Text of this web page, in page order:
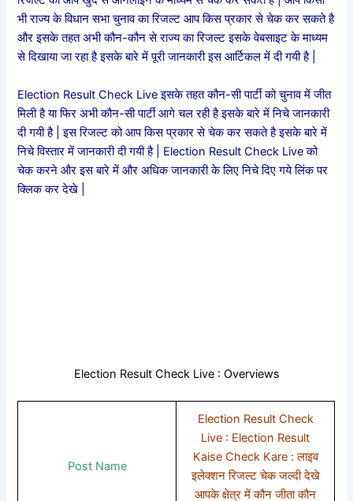
भी राज्य के विधान सभा चुनाव का रिजल्ट आप किस प्रकार से चेक कर सकते है
और इसके तहत अभी कौन-कौन से राज्य का रिजल्ट इसके वेबसाइट के माध्यम
से दिखाया जा रहा है इसके बारे में पूरी जानकारी इस आर्टिकल में दी गयी है
Election Result Check Live इसके तहत कौन-सी पार्टी को चुनाव में जीत
मिली है या फिर अभी कौन-सी पार्टी आगे चल रही है इसके बारे में निचे जानकारी
दी गयी है | इस रिजल्ट को आप किस प्रकार से चेक कर सकते है इसके बारे में
निचे विस्तार में जानकारी दी गयी है | Election Result Check Live को
चेक करने और इस बारे में और अधिक जानकारी के लिए निचे दिए गये लिंक पर
क्लिक कर देखे |
Election Result Check Live : Overviews
Post Name
Election Result Check
Live : Election Result
Kaise Check Kare : लाइव
इलेक्शन रिजल्ट चेक जल्दी देखे
आपके क्षेत्र में कौन जीता कौन